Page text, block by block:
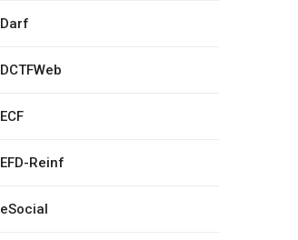
Darf
DCTFWeb
ECF
EFD-Reinf
eSocial